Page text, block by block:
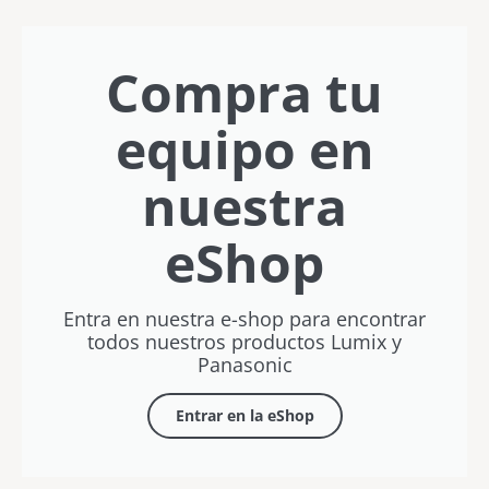
Compra tu
equipo en
nuestra
eShop
Entra en nuestra e-shop para encontrar
todos nuestros productos Lumix y
Panasonic
Entrar en la eShop